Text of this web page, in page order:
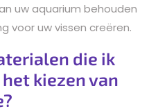
uw aquarium behouden
voor uw vissen creëren.
die ik
kiezen van